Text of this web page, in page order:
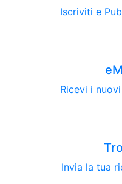
Iscriviti e
Ricevi i
Invia la tua